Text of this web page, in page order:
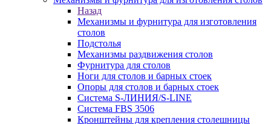
Назад
Механизмы и фурнитура для изготовления
столов
Подстолья
Механизмы раздвижения столов
Фурнитура для столов
Ноги для столов и барных стоек
Опоры для столов и барных стоек
Система S-ЛИНИЯ/S-LINE
Система FBS 3506
Кронштейны для крепления столешницы